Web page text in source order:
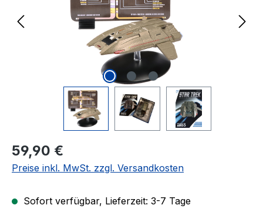
Regulärer Preis:
59,90 €
Preise inkl. MwSt. zzgl. Versandkosten
Sofort verfügbar, Lieferzeit: 3-7 Tage